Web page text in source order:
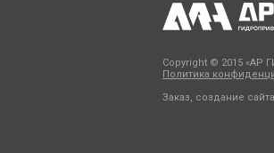
Copyright © 2015 «АР
Политика
Заказ, создание